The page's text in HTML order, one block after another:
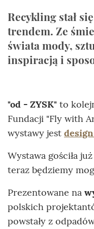
Recykling stał
trendem. Ze
świata mody,
inspiracją i
"od - ZYSK" to
Fundacji "Fly with
wystawy jest
Wystawa gościła
teraz będziemy
Prezentowane na
polskich
powstały z